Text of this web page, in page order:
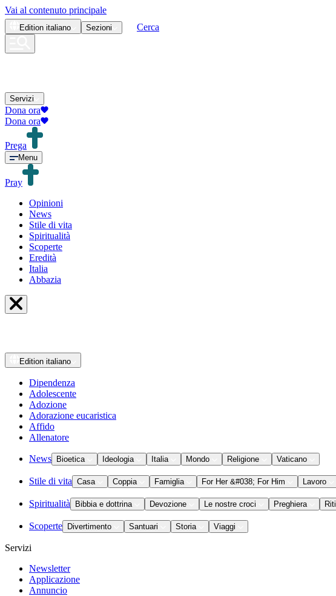
Vai al contenuto principale
Edition italiano Sezioni Cerca
Servizi
Dona ora
Dona ora
Prega
Menu
Pray
Opinioni
News
Stile di vita
Spiritualità
Scoperte
Eredità
Italia
Abbazia
Edition italiano
Dipendenza
Adolescente
Adozione
Adorazione eucaristica
Affido
Allenatore
News Bioetica Ideologia Italia Mondo Religione Vaticano
Stile di vita Casa Coppia Famiglia For Her &#038; For Him Lavoro
Spiritualità Bibbia e dottrina Devozione Le nostre croci Preghiera Riti
Scoperte Divertimento Santuari Storia Viaggi
Servizi
Newsletter
Applicazione
Annuncio